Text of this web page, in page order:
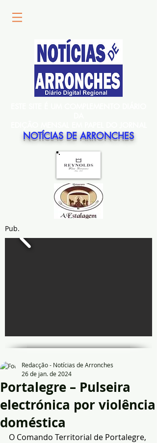
NOTÍCIAS DE ARRONCHES
Pub.
Portalegre – Pulseira
electrónica por violência
doméstica
Redacção - Notícias de Arronches
26 de jan. de 2024
O Comando Territorial de Portalegre,